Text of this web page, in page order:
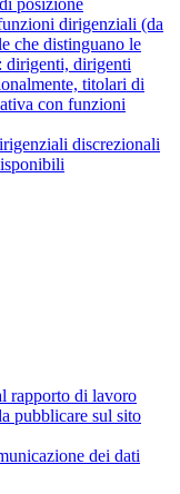
posizione
dirigenziali (da
che distinguano le
dirigenti, dirigenti
titolari di
con funzioni
discrezionali
rapporto di lavoro
pubblicare sul sito
dei dati